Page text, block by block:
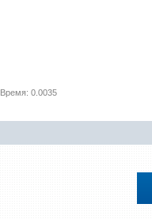
Время: 0.0035